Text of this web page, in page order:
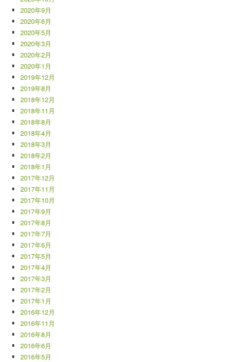
2020年9月
2020年6月
2020年5月
2020年3月
2020年2月
2020年1月
2019年12月
2019年8月
2018年12月
2018年11月
2018年8月
2018年4月
2018年3月
2018年2月
2018年1月
2017年12月
2017年11月
2017年10月
2017年9月
2017年8月
2017年7月
2017年6月
2017年5月
2017年4月
2017年3月
2017年2月
2017年1月
2016年12月
2016年11月
2016年8月
2016年6月
2016年5月